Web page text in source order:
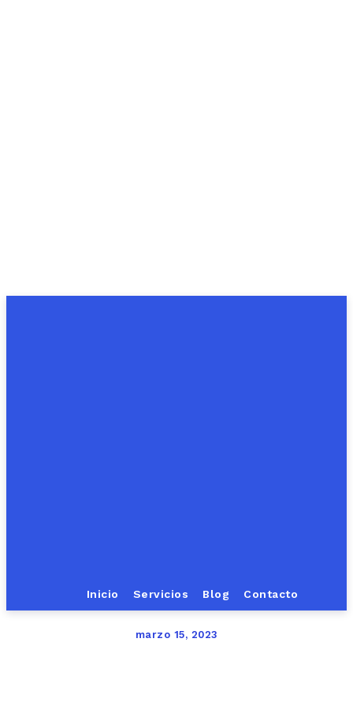
Inicio Servicios Blog Contacto
marzo 15, 2023